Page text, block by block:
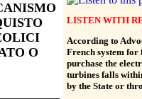
O
LISTEN WITH
According to
French system
purchase the
turbines falls
by the State or